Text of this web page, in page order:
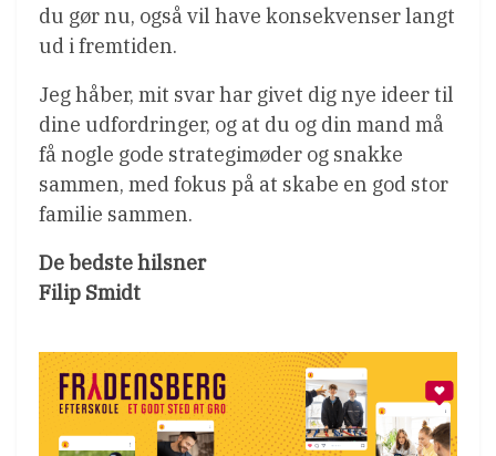
du gør nu, også vil have konsekvenser langt
ud i fremtiden.
Jeg håber, mit svar har givet dig nye ideer til
dine udfordringer, og at du og din mand må
få nogle gode strategimøder og snakke
sammen, med fokus på at skabe en god stor
familie sammen.
De bedste hilsner
Filip Smidt